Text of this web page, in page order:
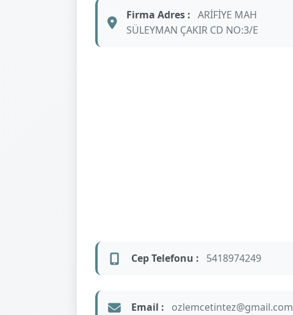
Firma Adres : ARİFİYE MAH
SÜLEYMAN ÇAKIR CD NO:3/E
Cep Telefonu : 5418974249
Email : ozlemcetintez@gmail.com